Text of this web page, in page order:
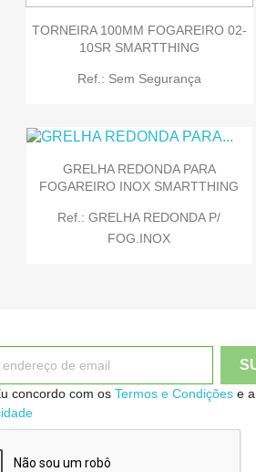
TORNEIRA 100MM FOGAREIRO 02-
10SR SMARTTHING
Ref.: Sem Segurança
 Quick view
GRELHA REDONDA PARA
FOGAREIRO INOX SMARTTHING
Ref.: GRELHA REDONDA P/
FOG.INOX

concordo com osTermos e Condições e a